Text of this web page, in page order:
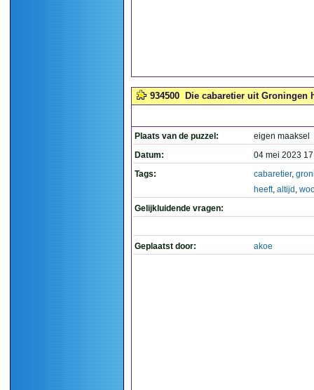
934500 Die cabaretier uit Groningen
Plaats van de puzzel:
eigen maaksel
Datum:
04 mei 2023
Tags:
cabaretier,
heeft, altijd ,
Gelijkluidende vragen:
Geplaatst door: akoe